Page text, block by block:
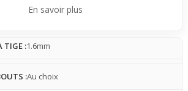
et épuré se visse aisément sur une
très légère, laissant une sensation
En savoir plus
TIGE :1.6mm
:Au choix